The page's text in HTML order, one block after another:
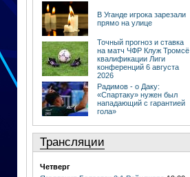
В Уганде игрока зарезали
прямо на улице
Точный прогноз и ставка
на матч ЧФР Клуж Тромсё
квалификации Лиги
конференций 6 августа
2026
Радимов - о Даку:
«Спартаку» нужен был
нападающий с гарантией
гола»
Трансляции
Четверг